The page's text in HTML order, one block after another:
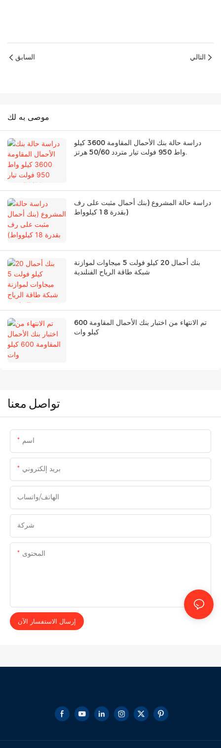
السابق التالي
موصى به لك
دراسة حالة بنك الأحمال المقاومة 3600 كيلو
واط 950 فولت تيار متردد 50/60 هرتز.
دراسة حالة المشروع (بنك أحمال مثبت على رف
بقدرة 18 كيلوواط)
بنك أحمال 20 كيلو فولت 5 ميجاوات لموازنة
شبكة طاقة الرياح الفنلندية
تم الانتهاء من اختبار بنك الأحمال المقاومة 600
كيلو وات
تواصل معنا
اسم
بريد إلكتروني
الهاتف/واتساب
شركة
المحتوى
إرسال الاستفسار الآن